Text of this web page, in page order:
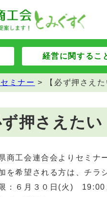
経営に関するこ
ミナー > 【必ず押さえ
ず押さえた
商工会連合会よりセミナ
を希望される方は、チラ
：６月３０日(火) 19:00